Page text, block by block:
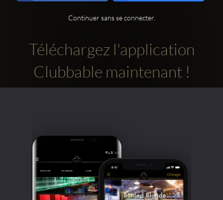
Comptes
sociaux
Continuer sans se connecter.
Téléchargez l'application
Clubbable maintenant !